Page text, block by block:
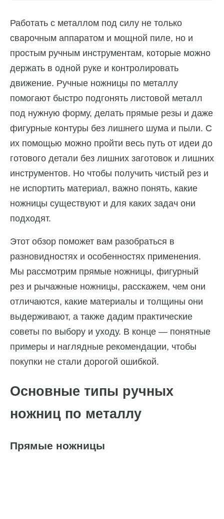
Работать с металлом под силу не только
сварочным аппаратом и мощной пиле, но и
простым ручным инструментам, которые можно
держать в одной руке и контролировать
движение. Ручные ножницы по металлу
помогают быстро подгонять листовой металл
под нужную форму, делать прямые резы и даже
фигурные контуры без лишнего шума и пыли. С
их помощью можно пройти весь путь от идеи до
готового детали без лишних заготовок и лишних
инструментов. Но чтобы получить чистый рез и
не испортить материал, важно понять, какие
ножницы существуют и для каких задач они
подходят.
Этот обзор поможет вам разобраться в
разновидностях и особенностях применения.
Мы рассмотрим прямые ножницы, фигурный
рез и рычажные ножницы, расскажем, чем они
отличаются, какие материалы и толщины они
выдерживают, а также дадим практические
советы по выбору и уходу. В конце — понятные
примеры и наглядные рекомендации, чтобы
покупки не стали дорогой ошибкой.
Основные типы ручных
ножниц по металлу
Прямые ножницы